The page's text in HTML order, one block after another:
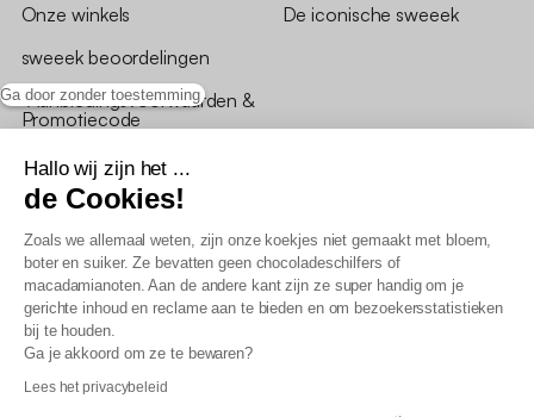
Ga door zonder toestemming
Hallo wij zijn het ...
de Cookies!
Zoals we allemaal weten, zijn onze koekjes niet gemaakt met bloem,
boter en suiker. Ze bevatten geen chocoladeschilfers of
macadamianoten. Aan de andere kant zijn ze super handig om je
gerichte inhoud en reclame aan te bieden en om bezoekersstatistieken
bij te houden.
Ga je akkoord om ze te bewaren?
Lees het privacybeleid
Onze winkels
sweeek beoordelingen
*Aanbiedingsvoorwaarden &
Promotiecode
De iconische sweeek
Algemene verkoopsvoorwaarden
AV loyaliteitsprogramma
Beleid persoonsgegevens
Verklaring inzake toegankelijkheid